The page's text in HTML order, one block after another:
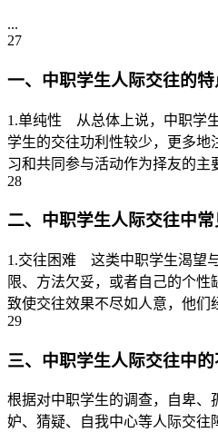
...
27
一、中职学生人际交往的特
1.单纯性 从总体上说，中职学
学生的交往功利性较少，更多
习和共同参与活动作为择友的主
28
二、中职学生人际交往中
1.交往困难 这类中职学生渴望
限、方法欠妥，或者自己的个性
致使交往效果不尽如人意，他们
29
三、中职学生人际交往中
根据对中职学生的调查，自卑、
妒、猜疑、自我中心等人际交往